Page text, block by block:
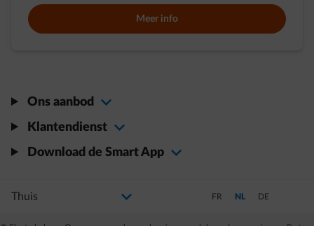
Meer info
Ons aanbod
Klantendienst
Download de Smart App
Selecteer uw profiel
Als u de selectie wijzigt, gaat u naar een nieuwe pagina Schakel over naar Frans
FR Schakel over naar
NL Schakel over
DE